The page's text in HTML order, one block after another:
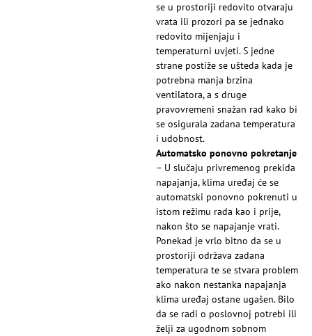
se u prostoriji redovito otvaraju
vrata ili prozori pa se jednako
redovito mijenjaju i
temperaturni uvjeti. S jedne
strane postiže se ušteda kada je
potrebna manja brzina
ventilatora, a s druge
pravovremeni snažan rad kako bi
se osigurala zadana temperatura
i udobnost.
Automatsko ponovno pokretanje
– U slučaju privremenog prekida
napajanja, klima uređaj će se
automatski ponovno pokrenuti u
istom režimu rada kao i prije,
nakon što se napajanje vrati.
Ponekad je vrlo bitno da se u
prostoriji održava zadana
temperatura te se stvara problem
ako nakon nestanka napajanja
klima uređaj ostane ugašen. Bilo
da se radi o poslovnoj potrebi ili
želji za ugodnom sobnom